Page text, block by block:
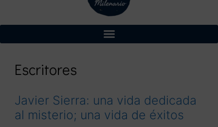
Escritores
Javier Sierra: una vida dedicada
al misterio; una vida de éxitos